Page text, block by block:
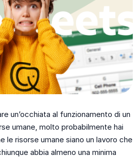
un’occhiata al funzionamento di un
umane, molto probabilmente hai
le risorse umane siano un lavoro che
abbia almeno una minima